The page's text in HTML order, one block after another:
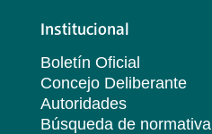
Institucional
Boletín Oficial
Concejo Deliberante
Autoridades
Búsqueda de normativa